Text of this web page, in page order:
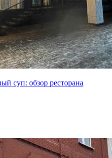
суп: обзор ресторана